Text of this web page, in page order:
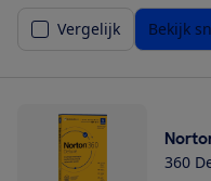
Vergelijk
Bekijk
360